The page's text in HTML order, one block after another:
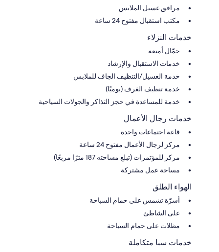
مرافق غسيل الملابس
مكتب استقبال مفتوح 24 ساعة
خدمات النزلاء
حمّال أمتعة
خدمات الاستقبال والإرشاد
خدمة الغسيل/التنظيف الجاف للملابس
خدمة تنظيف الغرف (يوميًا)
خدمة للمساعدة في حجز التذاكر والجولات السياحية
خدمات رجال الأعمال
قاعة اجتماعات واحدة
مركز لرجال الأعمال مفتوح 24 ساعة
مركز للمؤتمرات (تبلغ مساحته 187 مترًا مربعًا)
مساحة عمل مشتركة
الهواء الطلق
أسرّة تشمس على حمام السباحة
على الشاطئ
مظلات على حمام السباحة
خدمات سبا متكاملة